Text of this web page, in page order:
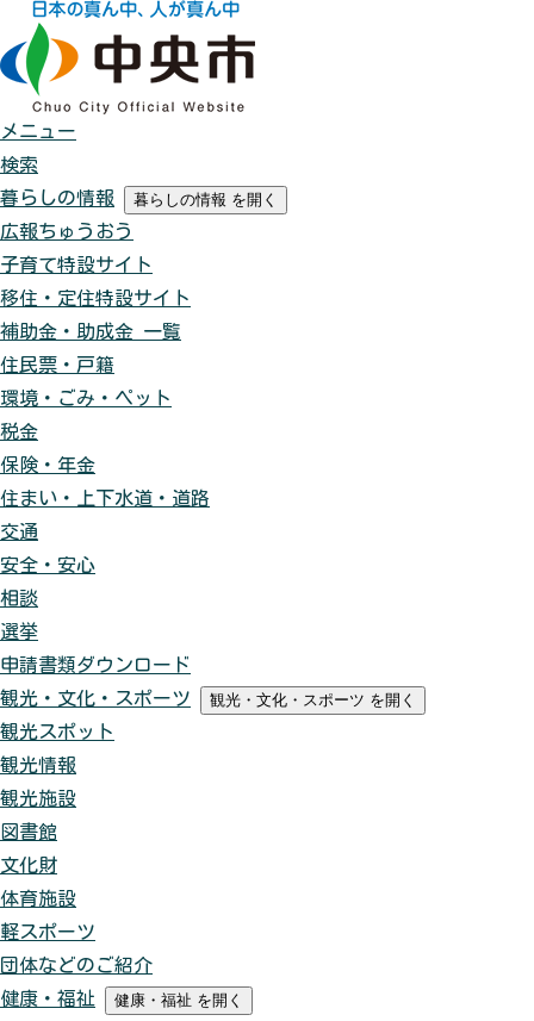
メニュー
検索
暮らしの情報
暮らしの情報 を開く
広報ちゅうおう
子育て特設サイト
移住・定住特設サイト
補助金・助成金 一覧
住民票・戸籍
環境・ごみ・ペット
税金
保険・年金
住まい・上下水道・道路
交通
安全・安心
相談
選挙
申請書類ダウンロード
観光・文化・スポーツ
観光・文化・スポーツ を開く
観光スポット
観光情報
観光施設
図書館
文化財
体育施設
軽スポーツ
団体などのご紹介
健康・福祉
健康・福祉 を開く